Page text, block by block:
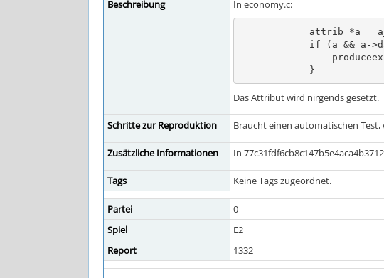
Beschreibung In economy.c:
            }
Das Attribut wird nirgends gesetzt.
Schritte zur Reproduktion Braucht einen automatischen
Zusätzliche Informationen In
Tags Keine Tags zugeordnet.
Partei
0
Spiel
E2
Report
1332